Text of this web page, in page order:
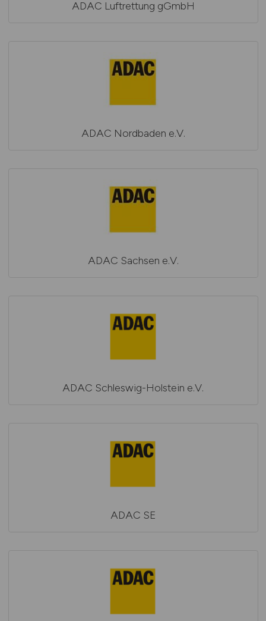
ADAC Luftrettung gGmbH
ADAC Nordbaden e.V.
ADAC Sachsen e.V.
ADAC Schleswig-Holstein e.V.
ADAC SE